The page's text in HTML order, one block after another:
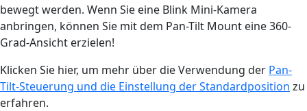
bewegt werden. Wenn Sie eine Blink Mini-Kamera
anbringen, können Sie mit dem Pan-Tilt Mount eine 360-
Grad-Ansicht erzielen!
Klicken Sie hier, um mehr über die Verwendung der Pan-
Tilt-Steuerung und die Einstellung der Standardposition zu
erfahren.